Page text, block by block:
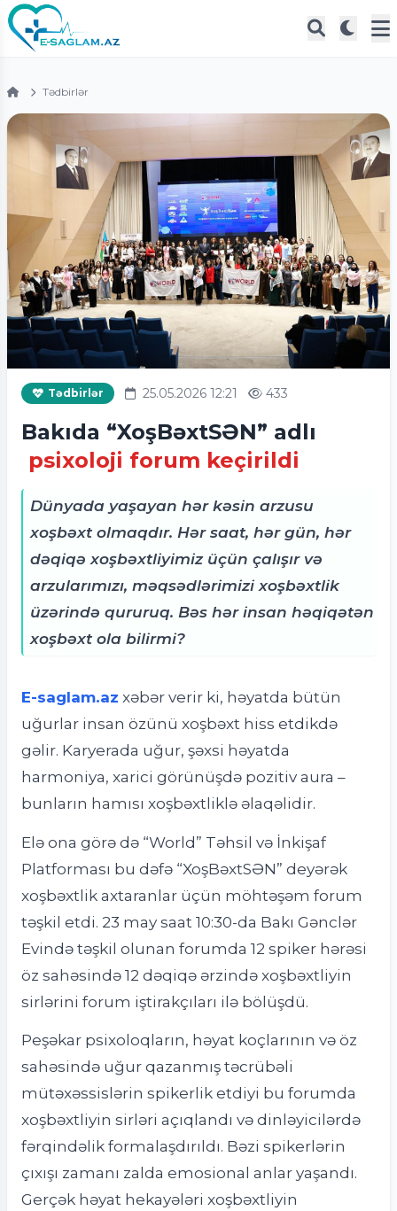
Tədbirlər
Tədbirlər 25.05.2026 12:21 433
Bakıda “XoşBəxtSƏN” adlı
psixoloji forum keçirildi
Dünyada yaşayan hər kəsin arzusu
xoşbəxt olmaqdır. Hər saat, hər gün, hər
dəqiqə xoşbəxtliyimiz üçün çalışır və
arzularımızı, məqsədlərimizi xoşbəxtlik
üzərində qururuq. Bəs hər insan həqiqətən
xoşbəxt ola bilirmi?
E-saglam.az xəbər verir ki, həyatda bütün
uğurlar insan özünü xoşbəxt hiss etdikdə
gəlir. Karyerada uğur, şəxsi həyatda
harmoniya, xarici görünüşdə pozitiv aura –
bunların hamısı xoşbəxtliklə əlaqəlidir.
Elə ona görə də “World” Təhsil və İnkişaf
Platforması bu dəfə “XoşBəxtSƏN” deyərək
xoşbəxtlik axtaranlar üçün möhtəşəm forum
təşkil etdi. 23 may saat 10:30-da Bakı Gənclər
Evində təşkil olunan forumda 12 spiker hərəsi
öz sahəsində 12 dəqiqə ərzində xoşbəxtliyin
sirlərini forum iştirakçıları ilə bölüşdü.
Peşəkar psixoloqların, həyat koçlarının və öz
sahəsində uğur qazanmış təcrübəli
mütəxəssislərin spikerlik etdiyi bu forumda
xoşbəxtliyin sirləri açıqlandı və dinləyicilərdə
fərqindəlik formalaşdırıldı. Bəzi spikerlərin
çıxışı zamanı zalda emosional anlar yaşandı.
Gerçək həyat hekayələri xoşbəxtliyin